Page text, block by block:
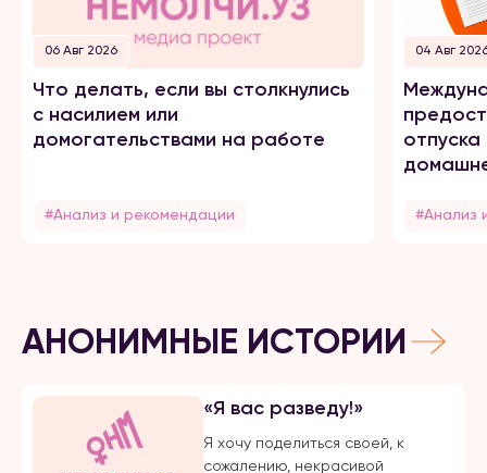
06 Авг 2026
Что делать, если вы столкнулись
с насилием или
домогательствами на работе
#Анализ и рекомендации
04 Авг
#Анализ
АНОНИМНЫЕ ИСТОРИИ
«Я вас разведу!»
Я хочу поделиться своей, к
сожалению, некрасивой